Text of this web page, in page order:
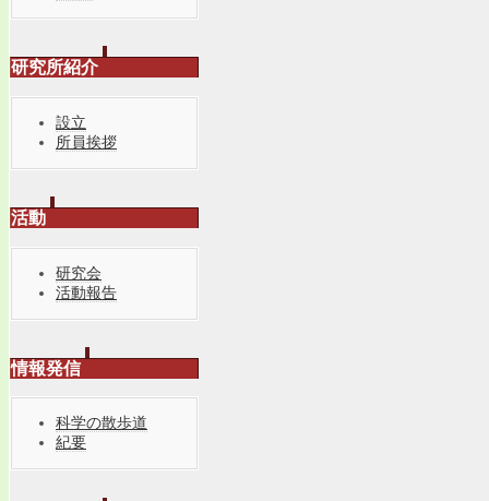
研究所紹介
設立
所員挨拶
活動
研究会
活動報告
情報発信
科学の散歩道
紀要